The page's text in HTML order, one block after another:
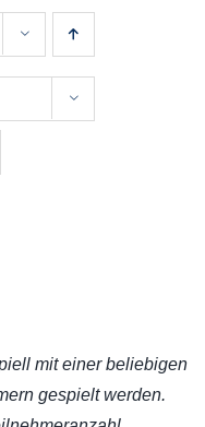
mit einer beliebigen
gespielt werden.